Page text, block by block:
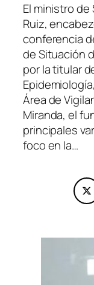
El ministro de
Ruiz,
conferencia
de Situación
por la titular
Área de
Miranda, el
principales
foco en la…